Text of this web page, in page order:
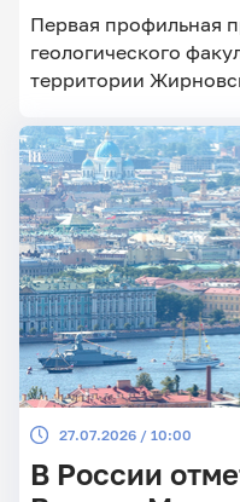
Первая профильная
геологического
территории
27.07.2026 / 10:00
В России